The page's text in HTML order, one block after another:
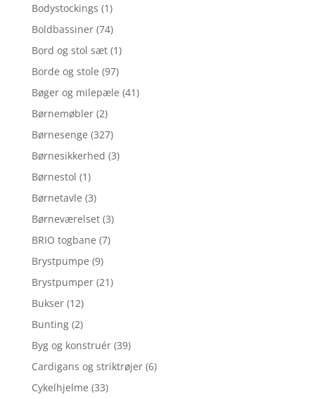
Bodystockings (1)
Boldbassiner (74)
Bord og stol sæt (1)
Borde og stole (97)
Bøger og milepæle (41)
Børnemøbler (2)
Børnesenge (327)
Børnesikkerhed (3)
Børnestol (1)
Børnetavle (3)
Børneværelset (3)
BRIO togbane (7)
Brystpumpe (9)
Brystpumper (21)
Bukser (12)
Bunting (2)
Byg og konstruér (39)
Cardigans og striktrøjer (6)
Cykelhjelme (33)